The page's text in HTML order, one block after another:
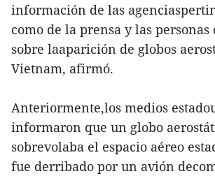
información de las
como de la prensa y las
sobre laaparición de globos
Vietnam, afirmó.
Anteriormente,los medios
informaron que un globo
sobrevolaba el espacio aéreo
fue derribado por un avión